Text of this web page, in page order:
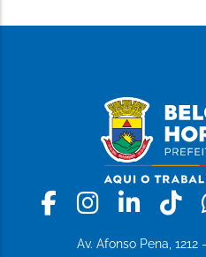
Facebook
Av. Afonso Pena,